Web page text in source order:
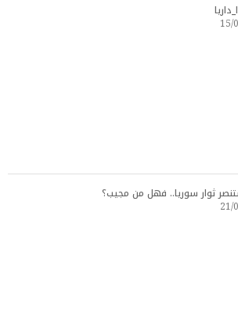
15/
ثوار سوريا.. فهل من مجيب؟
21/